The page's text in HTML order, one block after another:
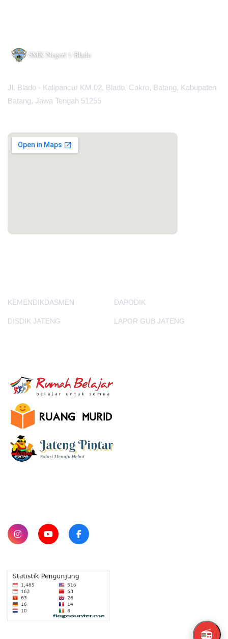
📻
Jl. Blado - Kalipancur KM.02, Blado, Cokro, Batang, Kabupaten
Batang, Jawa Tengah 51255
KEMENDIKDASMEN DAPODIK
DISDIK JATENG LAPOR GUB JATENG